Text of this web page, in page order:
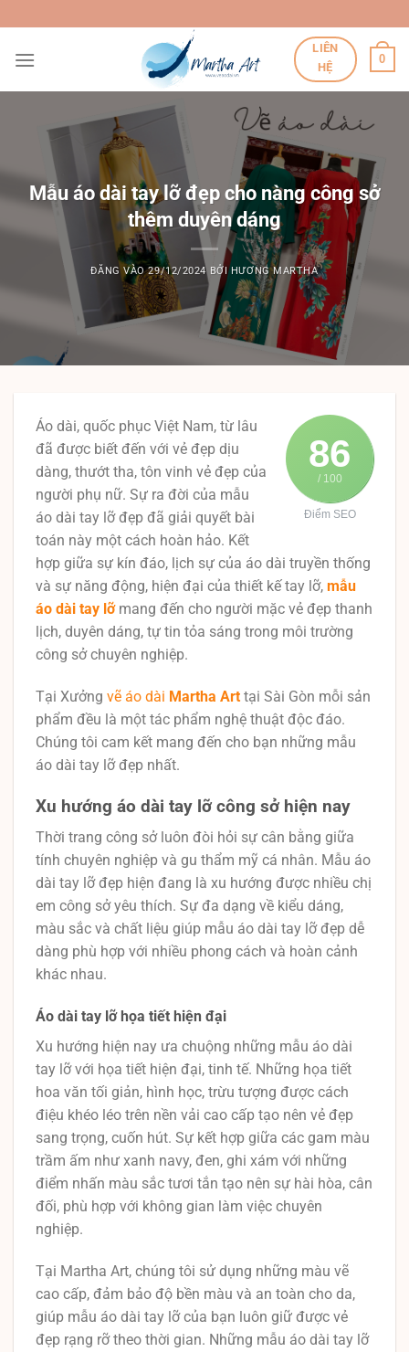
qua
nội
LIÊN
HỆ
0
Mẫu áo dài tay lỡ đẹp cho nàng công sở
thêm duyên dáng
ĐĂNG VÀO29/12/2024 BỞIHƯƠNG MARTHA
86
/ 100
Điểm SEO
Áo dài, quốc phục Việt Nam, từ lâu
đã được biết đến với vẻ đẹp dịu
dàng, thướt tha, tôn vinh vẻ đẹp của
người phụ nữ. Sự ra đời của mẫu
áo dài tay lỡ đẹp đã giải quyết bài
toán này một cách hoàn hảo. Kết
hợp giữa sự kín đáo, lịch sự của áo dài truyền thống
và sự năng động, hiện đại của thiết kế tay lỡ, mẫu
áo dài tay lỡmang đến cho người mặc vẻ đẹp thanh
lịch, duyên dáng, tự tin tỏa sáng trong môi trường
công sở chuyên nghiệp.
Tại Xưởng vẽ áo dài Martha Art tại Sài Gòn mỗi sản
phẩm đều là một tác phẩm nghệ thuật độc đáo.
Chúng tôi cam kết mang đến cho bạn những mẫu
áo dài tay lỡ đẹp nhất.
Xu hướng áo dài tay lỡ công sở hiện nay
Thời trang công sở luôn đòi hỏi sự cân bằng giữa
tính chuyên nghiệp và gu thẩm mỹ cá nhân. Mẫu áo
dài tay lỡ đẹp hiện đang là xu hướng được nhiều chị
em công sở yêu thích. Sự đa dạng về kiểu dáng,
màu sắc và chất liệu giúp mẫu áo dài tay lỡ đẹp dễ
dàng phù hợp với nhiều phong cách và hoàn cảnh
khác nhau.
Áo dài tay lỡ họa tiết hiện đại
Xu hướng hiện nay ưa chuộng những mẫu áo dài
tay lỡ với họa tiết hiện đại, tinh tế. Những họa tiết
hoa văn tối giản, hình học, trừu tượng được cách
điệu khéo léo trên nền vải cao cấp tạo nên vẻ đẹp
sang trọng, cuốn hút. Sự kết hợp giữa các gam màu
trầm ấm như xanh navy, đen, ghi xám với những
điểm nhấn màu sắc tươi tắn tạo nên sự hài hòa, cân
đối, phù hợp với không gian làm việc chuyên
nghiệp.
Tại Martha Art, chúng tôi sử dụng những màu vẽ
cao cấp, đảm bảo độ bền màu và an toàn cho da,
giúp mẫu áo dài tay lỡ của bạn luôn giữ được vẻ
đẹp rạng rỡ theo thời gian. Những mẫu áo dài tay lỡ